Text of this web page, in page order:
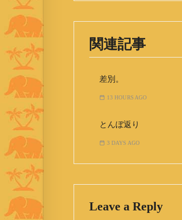
関連記事
差別。
13 HOURS AGO
とんぼ返り
3 DAYS AGO
Leave a Reply